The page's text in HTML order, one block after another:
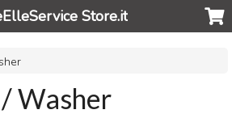
Store.it
Washer